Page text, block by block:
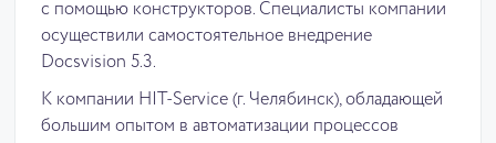
с помощью конструкторов. Специалисты компании
осуществили самостоятельное внедрение
Docsvision 5.3.
К компании HIT-Service (г. Челябинск), обладающей
большим опытом в автоматизации процессов